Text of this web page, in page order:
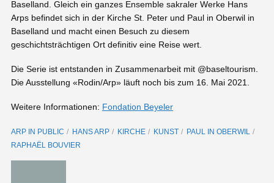
Baselland. Gleich ein ganzes Ensemble sakraler Werke Hans
Arps befindet sich in der Kirche St. Peter und Paul in Oberwil in
Baselland und macht einen Besuch zu diesem
geschichtsträchtigen Ort definitiv eine Reise wert.
Die Serie ist entstanden in Zusammenarbeit mit @baseltourism.
Die Ausstellung «Rodin/Arp» läuft noch bis zum 16. Mai 2021.
Weitere Informationen: Fondation Beyeler
ARP IN PUBLIC HANS ARP KIRCHE KUNST
PAUL IN OBERWIL
RAPHAËL BOUVIER